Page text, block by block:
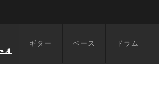
ギター ベース ドラム